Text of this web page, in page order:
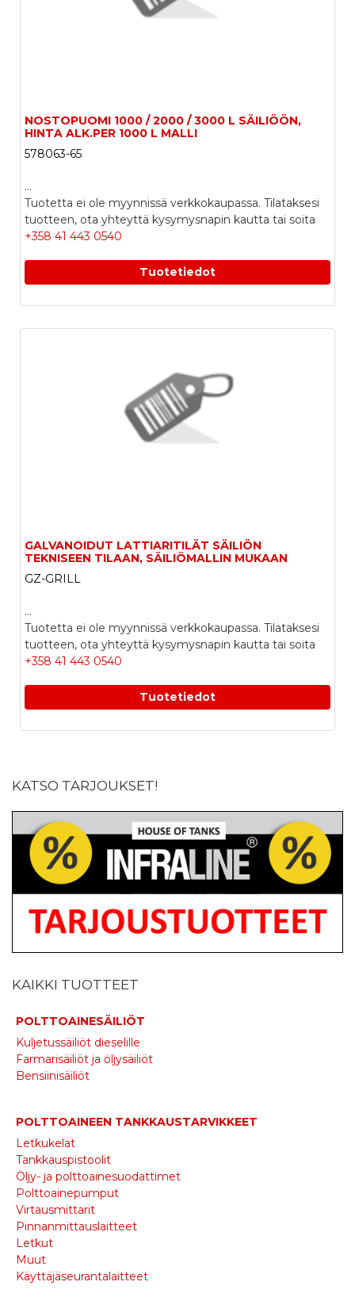
NOSTOPUOMI 1000 / 2000 / 3000 L SÄILIÖÖN,
HINTA ALK.PER 1000 L MALLI
578063-65
...
Tuotetta ei ole myynnissä verkkokaupassa. Tilataksesi
tuotteen, ota yhteyttä kysymysnapin kautta tai soita
+358 41 443 0540
Tuotetiedot
GALVANOIDUT LATTIARITILÄT SÄILIÖN
TEKNISEEN TILAAN, SÄILIÖMALLIN MUKAAN
GZ-GRILL
...
Tuotetta ei ole myynnissä verkkokaupassa. Tilataksesi
tuotteen, ota yhteyttä kysymysnapin kautta tai soita
+358 41 443 0540
Tuotetiedot
KATSO TARJOUKSET!
KAIKKI TUOTTEET
POLTTOAINESÄILIÖT
Kuljetussäiliöt dieselille
Farmarisäiliöt ja öljysäiliöt
Bensiinisäiliöt
POLTTOAINEEN TANKKAUSTARVIKKEET
Letkukelat
Tankkauspistoolit
Öljy- ja polttoainesuodattimet
Polttoainepumput
Virtausmittarit
Pinnanmittauslaitteet
Letkut
Muut
Käyttäjäseurantalaitteet